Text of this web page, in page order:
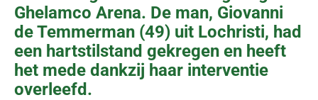
Ghelamco Arena. De man, Giovanni
de Temmerman (49) uit Lochristi, had
een hartstilstand gekregen en heeft
het mede dankzij haar interventie
overleefd.